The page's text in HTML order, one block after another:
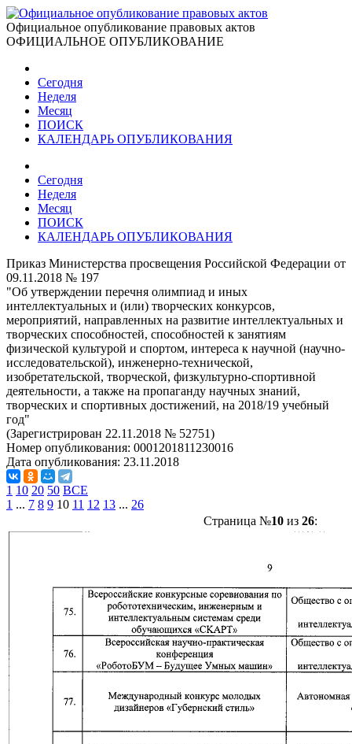
Официальное опубликование правовых актов
ОФИЦИАЛЬНОЕ ОПУБЛИКОВАНИЕ
Сегодня
Неделя
Месяц
ПОИСК
КАЛЕНДАРЬ ОПУБЛИКОВАНИЯ
Сегодня
Неделя
Месяц
ПОИСК
КАЛЕНДАРЬ ОПУБЛИКОВАНИЯ
Приказ Министерства просвещения Российской Федерации от
09.11.2018 № 197
"Об утверждении перечня олимпиад и иных
интеллектуальных и (или) творческих конкурсов,
мероприятий, направленных на развитие интеллектуальных и
творческих способностей, способностей к занятиям
физической культурой и спортом, интереса к научной (научно-
исследовательской), инженерно-технической,
изобретательской, творческой, физкультурно-спортивной
деятельности, а также на пропаганду научных знаний,
творческих и спортивных достижений, на 2018/19 учебный
год"
(Зарегистрирован 22.11.2018 № 52751)
Номер опубликования: 0001201811230016
Дата опубликования: 23.11.2018
1 10 20 50 ВСЕ
1 ... 7 8 9 10 11 12 13 ... 26
Страница №10из 26: